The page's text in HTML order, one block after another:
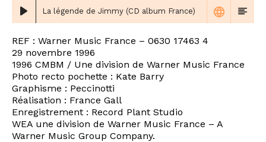
La légende de Jimmy (CD album France)
REF : Warner Music France – 0630 17463 4
29 novembre 1996
1996 CMBM / Une division de Warner Music France
Photo recto pochette : Kate Barry
Graphisme : Peccinotti
Réalisation : France Gall
Enregistrement : Record Plant Studio
WEA une division de Warner Music France – A
Warner Music Group Company.